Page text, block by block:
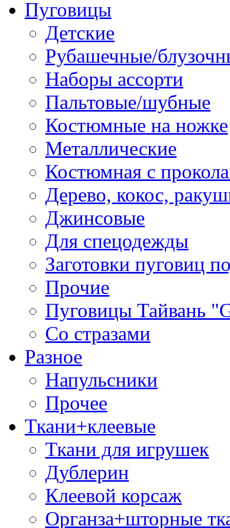
Пуговицы
Детские
Рубашечные/
Наборы ассорти
Пальтовые/шубные
Костюмные на ножке
Металлические
Костюмная с
Дерево, кокос,
Джинсовые
Для спецодежды
Заготовки пуговиц
Прочие
Пуговицы Тайвань
Со стразами
Разное
Напульсники
Прочее
Ткани+клеевые
Ткани для игрушек
Дублерин
Клеевой корсаж
Органза+шторные